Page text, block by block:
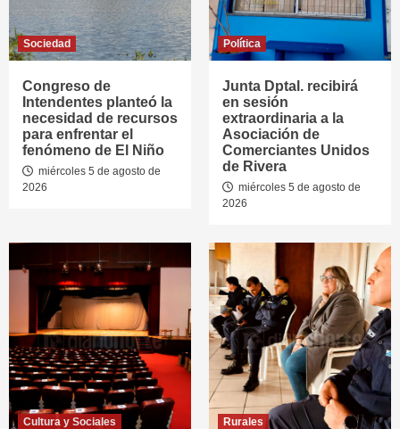
Sociedad
Congreso de
Intendentes planteó la
necesidad de recursos
para enfrentar el
fenómeno de El Niño
miércoles 5 de agosto de
2026
Política
Junta Dptal. recibirá
en sesión
extraordinaria a la
Asociación de
Comerciantes Unidos
de Rivera
miércoles 5 de agosto de
2026
Cultura y Sociales Rurales